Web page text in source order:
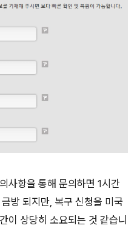
사항을 통해 문의하면 1시간
방 되지만, 복구 신청을 미국
이 상당히 소요되는 것 같습니